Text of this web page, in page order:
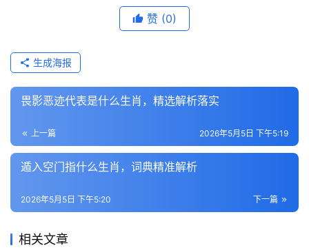
赞 (0)
生成海报
畏影恶迹代表是什么生肖，精选解析落实
上一篇 2026年5月5日 下午5:19
遁入空门指什么生肖，词典精准解析
下一篇
2026年5月5日 下午5:20
相关文章